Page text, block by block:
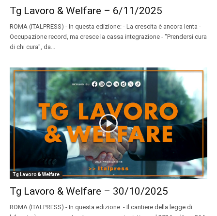
Tg Lavoro & Welfare – 6/11/2025
ROMA (ITALPRESS) - In questa edizione: - La crescita è ancora lenta -
Occupazione record, ma cresce la cassa integrazione - "Prendersi cura
di chi cura", da...
Tg Lavoro & Welfare
Tg Lavoro & Welfare – 30/10/2025
ROMA (ITALPRESS) - In questa edizione: - Il cantiere della legge di